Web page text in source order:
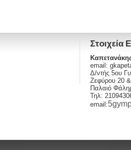
Στοιχεία
email:
Δ/ντής 5ου
Ζεφύρου 20
Παλαιό
Τηλ:
email: